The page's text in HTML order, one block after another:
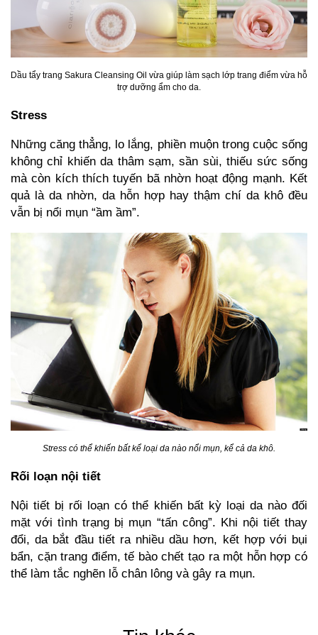
Dầu tẩy trang Sakura Cleansing Oil vừa giúp làm sạch lớp trang điểm vừa hỗ
trợ dưỡng ẩm cho da.
Stress
Những căng thẳng, lo lắng, phiền muộn trong cuộc sống
không chỉ khiến da thâm sạm, sần sùi, thiếu sức sống
mà còn kích thích tuyến bã nhờn hoạt động mạnh. Kết
quả là da nhờn, da hỗn hợp hay thậm chí da khô đều
vẫn bị nổi mụn “ầm ầm”.
Stress có thể khiến bất kể loại da nào nổi mụn, kể cả da khô.
Rối loạn nội tiết
Nội tiết bị rối loạn có thể khiến bất kỳ loại da nào đối
mặt với tình trạng bị mụn “tấn công”. Khi nội tiết thay
đổi, da bắt đầu tiết ra nhiều dầu hơn, kết hợp với bụi
bẩn, cặn trang điểm, tế bào chết tạo ra một hỗn hợp có
thể làm tắc nghẽn lỗ chân lông và gây ra mụn.